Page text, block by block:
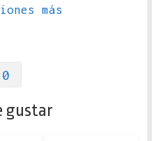
más
0
gustar